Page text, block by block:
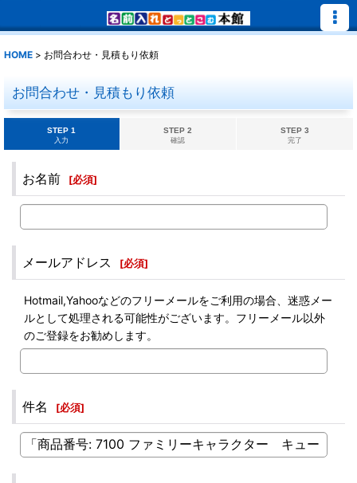
HOME > お問合わせ・見積もり依頼
お問合わせ・見積もり依頼
STEP 1
入力
STEP 2
確認
STEP 3
完了
お名前 [必須]
メールアドレス [必須]
Hotmail,Yahooなどのフリーメールをご利用の場合、迷惑メー
ルとして処理される可能性がございます。フリーメール以外
のご登録をお勧めします。
件名 [必須]